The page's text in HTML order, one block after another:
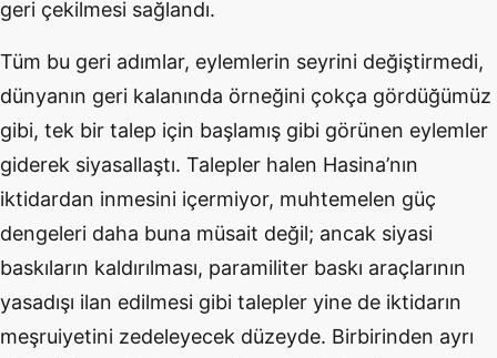
geri çekilmesi sağlandı.
Tüm bu geri adımlar, eylemlerin seyrini değiştirmedi,
dünyanın geri kalanında örneğini çokça gördüğümüz
gibi, tek bir talep için başlamış gibi görünen eylemler
giderek siyasallaştı. Talepler halen Hasina’nın
iktidardan inmesini içermiyor, muhtemelen güç
dengeleri daha buna müsait değil; ancak siyasi
baskıların kaldırılması, paramiliter baskı araçlarının
yasadışı ilan edilmesi gibi talepler yine de iktidarın
meşruiyetini zedeleyecek düzeyde. Birbirinden ayrı